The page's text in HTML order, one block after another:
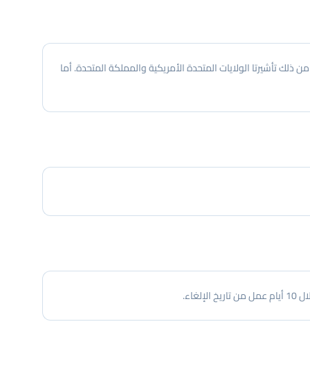
رسم التأشيرة فقط خلال 10 أيام عمل من تاريخ الإلغاء، ويُستثنى من ذلك تأشيرتا الولايات المتحدة الأمريكية والمملكة المتحدة. أما